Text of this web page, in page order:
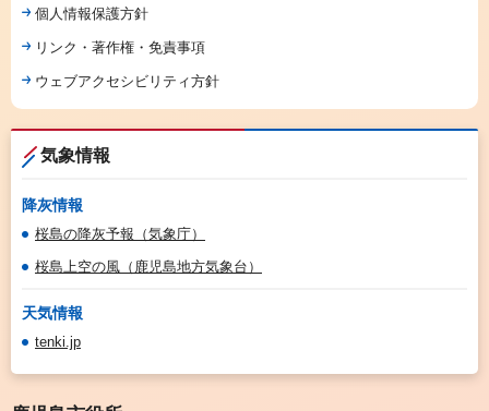
個人情報保護方針
リンク・著作権・免責事項
ウェブアクセシビリティ方針
気象情報
降灰情報
桜島の降灰予報（気象庁）
桜島上空の風（鹿児島地方気象台）
天気情報
tenki.jp